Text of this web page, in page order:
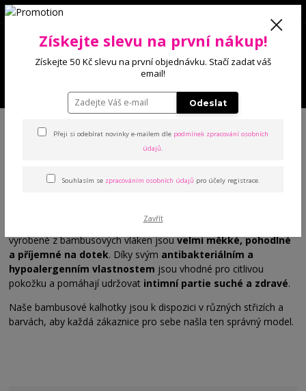
0 Kč
, který má vynikající vlastnosti. Kalhotky
vyrobené z bambusových vláken jsouvelmi měkké, pohodlné
a příjemné na dotek. Díky svým antibakteriálním a
hypoalergenním vlastnostem jsou vhodné pro citlivou
pokožku a pomáhají udržovat intimní partie suché a zdravé.
Naše bambusové kalhotky jsou k dispozici v různých střizích a
barvách, aby každá zákaznice pro sebe našla ten správný model.
Získejte slevu na první nákup!
Získejte 50 Kč slevu na první objednávku. Stačí zadat váš
email!
Odeslat
Přeji si odebírat novinky e-mailem dle podmínek zpracování osobních
údajů.
Souhlasím se zpracováním osobních údajů pro účely registrace.
Zavřít